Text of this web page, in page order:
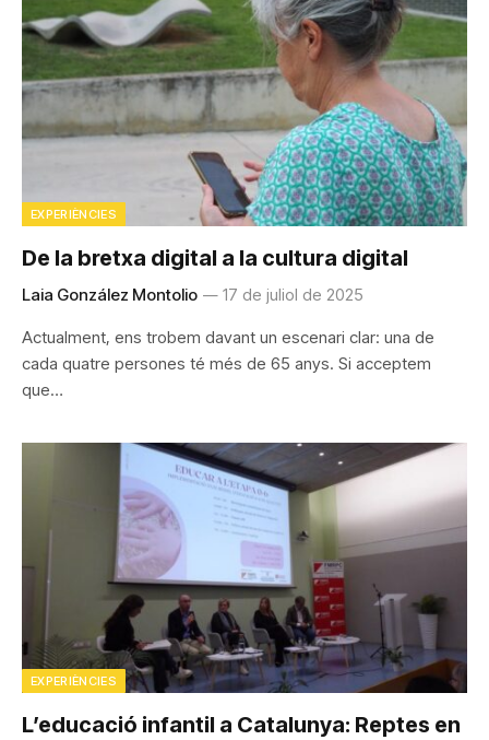
EXPERIÈNCIES
De la bretxa digital a la cultura digital
Laia González Montolio 17 de juliol de 2025
Actualment, ens trobem davant un escenari clar: una de
cada quatre persones té més de 65 anys. Si acceptem
que…
EXPERIÈNCIES
L’educació infantil a Catalunya: Reptes en